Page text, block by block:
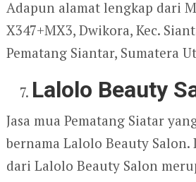
Adapun alamat lengkap dari
X347+MX3, Dwikora, Kec.
Pematang Siantar, Sumatera
Lalolo Beauty
Jasa mua Pematang Siatar
bernama Lalolo Beauty Salon.
dari Lalolo Beauty Salon